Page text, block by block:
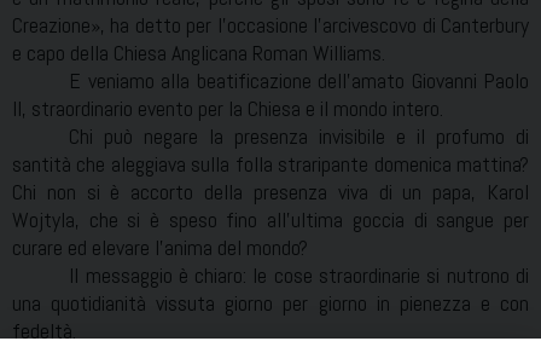
Creazione», ha detto per l’occasione l’arcivescovo di Canterbury
e capo della Chiesa Anglicana Roman Williams.
E veniamo alla beatificazione dell’amato Giovanni Paolo
II, straordinario evento per la Chiesa e il mondo intero.
Chi può negare la presenza invisibile e il profumo di
santità che aleggiava sulla folla straripante domenica mattina?
Chi non si è accorto della presenza viva di un papa, Karol
Wojtyla, che si è speso fino all’ultima goccia di sangue per
curare ed elevare l’anima del mondo?
Il messaggio è chiaro: le cose straordinarie si nutrono di
una quotidianità vissuta giorno per giorno in pienezza e con
fedeltà.